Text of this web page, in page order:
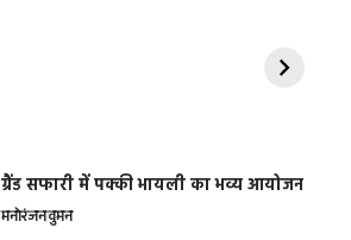
ग्रैंड सफारी में पक्की भायली का भव्य आयोजन
मनोरंजनवुमन